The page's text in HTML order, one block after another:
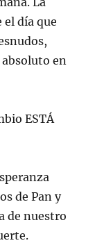
el día que
en
ESTÁ
de Pan y
de nuestro